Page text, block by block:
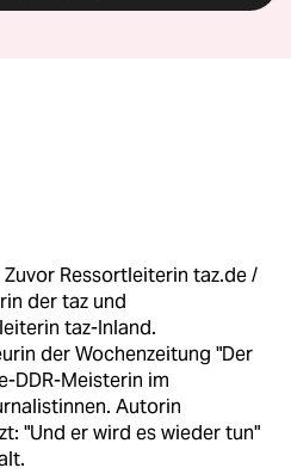
Ressortleiterin taz.de /
der taz und
taz-Inland.
der Wochenzeitung "Der
DDR-Meisterin im
Autorin
"Und er wird es wieder tun"